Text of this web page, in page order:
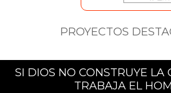
PROYECTOS
SI DIOS NO CONSTRUYE LA
TRABAJA EL